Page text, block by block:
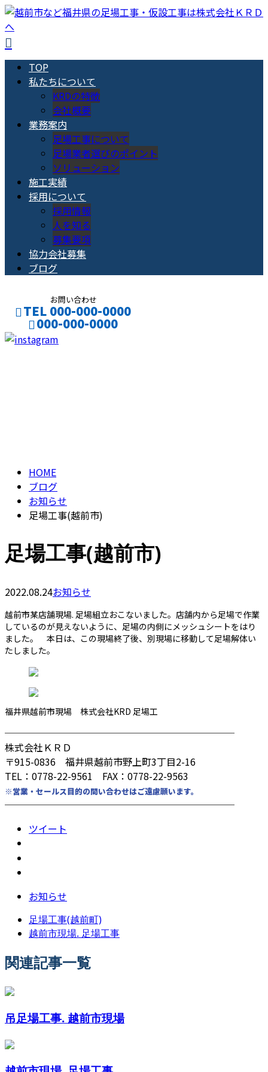
TOP
私たちについて
KRDの特徴
会社概要
業務案内
足場工事について
足場業者選びのポイント
ソリューション
施工実績
採用について
採用情報
人を知る
募集要項
協力会社募集
ブログ
お問い合わせ
TEL 000-000-0000
000-000-0000
HOME
ブログ
お知らせ
足場工事(越前市)
足場工事(越前市)
2022.08.24お知らせ
越前市某店舗現場. 足場組立おこないました。店舗内から足場で作業
しているのが見えないように、足場の内側にメッシュシートをはり
ました。 本日は、この現場終了後、別現場に移動して足場解体い
たしました。
福井県越前市現場 株式会社KRD 足場工
────────────────────────
株式会社ＫＲＤ
〒915-0836 福井県越前市野上町3丁目2-16
TEL：0778-22-9561 FAX：0778-22-9563
※営業・セールス目的の問い合わせはご遠慮願います。
────────────────────────
ツイート
お知らせ
足場工事(越前町)
越前市現場. 足場工事
関連記事一覧
吊足場工事. 越前市現場